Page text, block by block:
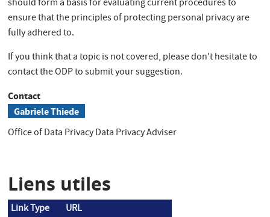
should form a basis for evaluating current procedures to
ensure that the principles of protecting personal privacy are
fully adhered to.
If you think that a topic is not covered, please don't hesitate to
contact the ODP to submit your suggestion.
Contact
Gabriele Thiede
Office of Data PrivacyData Privacy Adviser
Liens utiles
Link Type
URL